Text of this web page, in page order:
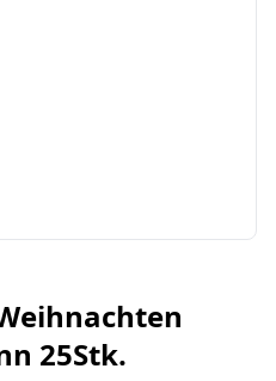
25Stk.